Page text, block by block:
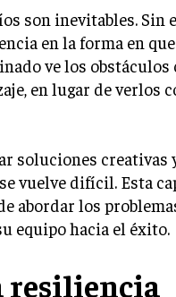
son inevitables. Sin
en la forma en
ve los obstáculos
en lugar de verlos
soluciones creativas
vuelve difícil. Esta
abordar los
equipo hacia el éxito.
resiliencia